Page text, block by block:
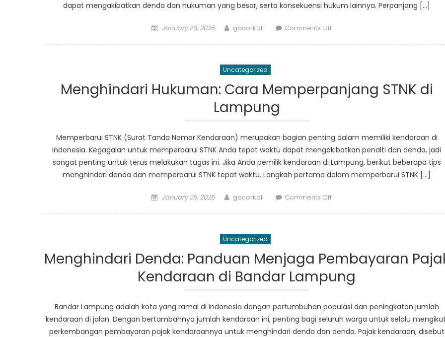
dapat mengakibatkan denda dan hukuman yang besar, serta konsekuensi hukum lainnya. Perpanjang […]
Posted
January 26, 2026 Author
gacorkali Comments Offon
Why
Perpanjang
Lampung
is
Important
Uncategorized
Menghindari Hukuman: Cara Memperpanjang STNK di
Lampung
Memperbarui STNK (Surat Tanda Nomor Kendaraan) merupakan bagian penting dalam memiliki kendaraan di
Indonesia. Kegagalan untuk memperbarui STNK Anda tepat waktu dapat mengakibatkan penalti dan denda, jadi
sangat penting untuk terus melakukan tugas ini. Jika Anda pemilik kendaraan di Lampung, berikut beberapa tips
menghindari denda dan memperbarui STNK tepat waktu. Langkah pertama dalam memperbarui STNK […]
Posted
January 25, 2026 Author
gacorkali Comments Offon
STNK
di
Lampung
Uncategorized
Menghindari Denda: Panduan Menjaga Pembayaran
Kendaraan di Bandar Lampung
Bandar Lampung adalah kota yang ramai di Indonesia dengan pertumbuhan populasi dan peningkatan jumlah
kendaraan di jalan. Dengan bertambahnya jumlah kendaraan ini, penting bagi seluruh warga untuk selalu
perkembangan pembayaran pajak kendaraannya untuk menghindari denda dan denda. Pajak kendaraan, disebut